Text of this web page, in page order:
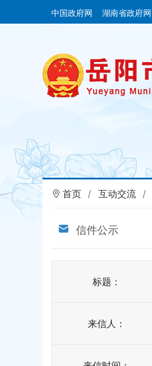
中国政府网 湖南省政府网
首页 互动交流
信件公示
标题：
来信人：